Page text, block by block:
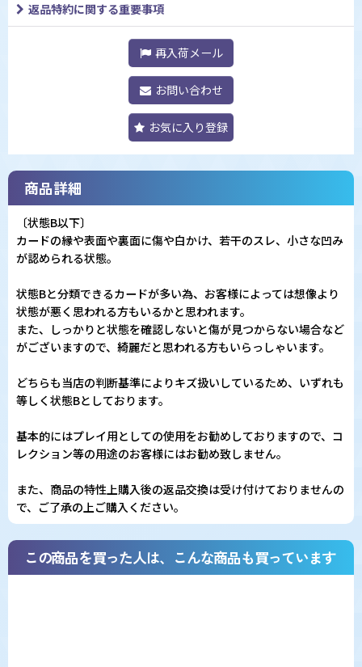
返品特約に関する重要事項
再入荷メール
お問い合わせ
お気に入り登録
商品詳細
〔状態B以下〕
カードの縁や表面や裏面に傷や白かけ、若干のスレ、小さな凹み
が認められる状態。
状態Bと分類できるカードが多い為、お客様によっては想像より
状態が悪く思われる方もいるかと思われます。
また、しっかりと状態を確認しないと傷が見つからない場合など
がございますので、綺麗だと思われる方もいらっしゃいます。
どちらも当店の判断基準によりキズ扱いしているため、いずれも
等しく状態Bとしております。
基本的にはプレイ用としての使用をお勧めしておりますので、コ
レクション等の用途のお客様にはお勧め致しません。
また、商品の特性上購入後の返品交換は受け付けておりませんの
で、ご了承の上ご購入ください。
この商品を買った人は、こんな商品も買っています